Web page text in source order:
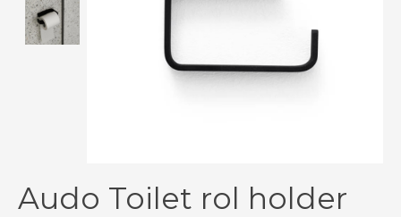
Audo Toilet rol holder